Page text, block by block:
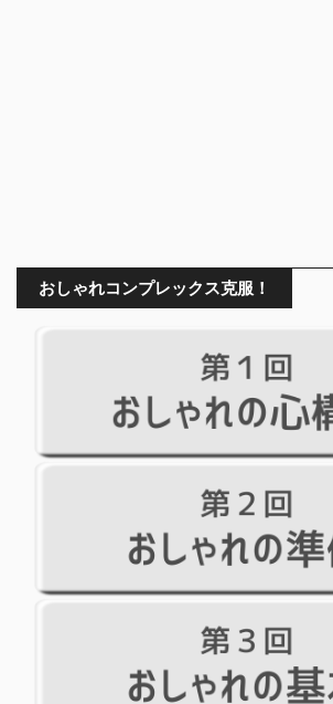
おしゃれコンプレックス克服！